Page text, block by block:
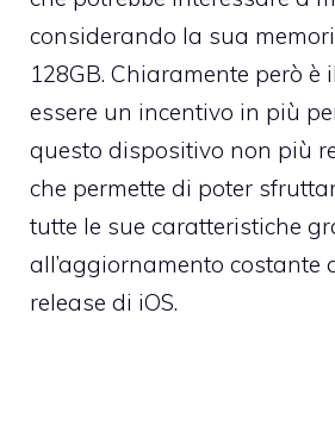
considerando la sua
128GB. Chiaramente però è
essere un incentivo in più
questo dispositivo non più
che permette di poter
tutte le sue caratteristiche
all’aggiornamento costante
release di iOS.